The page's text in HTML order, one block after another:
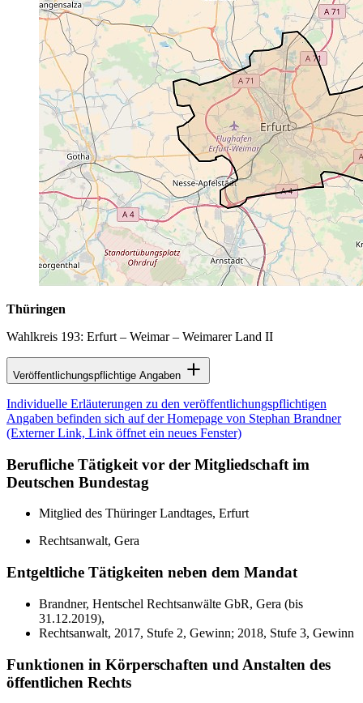
Thüringen
Wahlkreis 193: Erfurt – Weimar – Weimarer Land II
Veröffentlichungspflichtige Angaben
Individuelle Erläuterungen zu den veröffentlichungspflichtigen
Angaben befinden sich auf der Homepage von Stephan Brandner
(Externer Link, Link öffnet ein neues Fenster)
Berufliche Tätigkeit vor der Mitgliedschaft im
Deutschen Bundestag
Mitglied des Thüringer Landtages, Erfurt
Rechtsanwalt, Gera
Entgeltliche Tätigkeiten neben dem Mandat
Brandner, Hentschel Rechtsanwälte GbR, Gera (bis
31.12.2019),
Rechtsanwalt, 2017, Stufe 2, Gewinn; 2018, Stufe 3, Gewinn
Funktionen in Körperschaften und Anstalten des
öffentlichen Rechts